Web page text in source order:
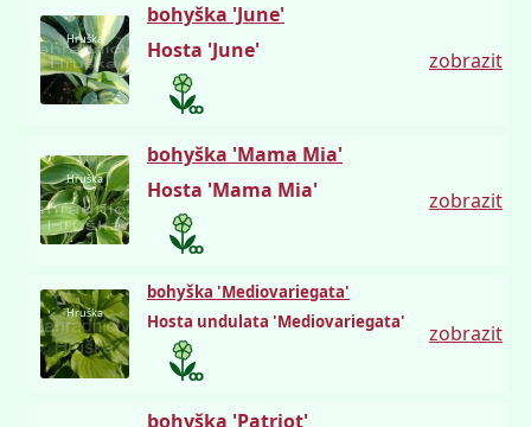
Hruška
bohyška 'June'
Hosta 'June'
zobrazit
Hruška
bohyška 'Mama Mia'
Hosta 'Mama Mia'
zobrazit
Hruška
bohyška 'Mediovariegata'
Hosta undulata 'Mediovariegata'
zobrazit
bohyška 'Patriot'